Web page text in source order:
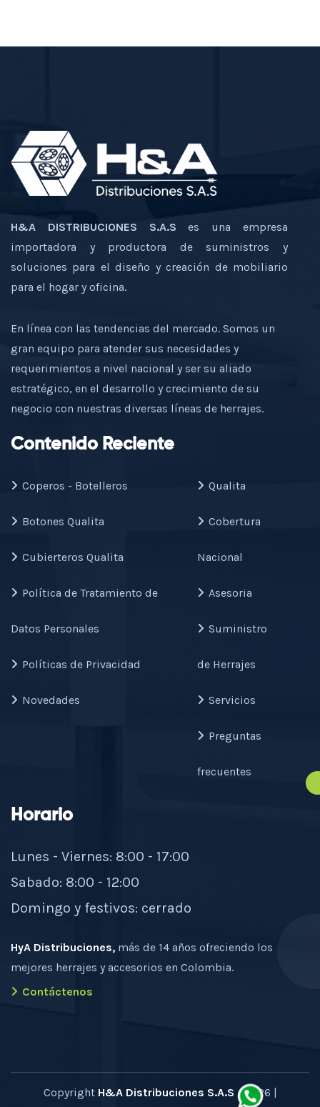
H&A DISTRIBUCIONES S.A.S es una empresa
importadora y productora de suministros y
soluciones para el diseño y creación de mobiliario
para el hogar y oficina.
En línea con las tendencias del mercado. Somos un
gran equipo para atender sus necesidades y
requerimientos a nivel nacional y ser su aliado
estratégico, en el desarrollo y crecimiento de su
negocio con nuestras diversas líneas de herrajes.
Contenido Reciente
Coperos - Botelleros
Botones Qualita
Cubierteros Qualita
Política de Tratamiento de
Datos Personales
Políticas de Privacidad
Novedades
Qualita
Cobertura
Nacional
Asesoria
Suministro
de Herrajes
Servicios
Preguntas
frecuentes
Horario
Lunes - Viernes: 8:00 - 17:00
Sabado: 8:00 - 12:00
Domingo y festivos: cerrado
HyA Distribuciones, más de 14 años ofreciendo los
mejores herrajes y accesorios en Colombia.
Contáctenos
Copyright H&A Distribuciones S.A.S - 2026 |